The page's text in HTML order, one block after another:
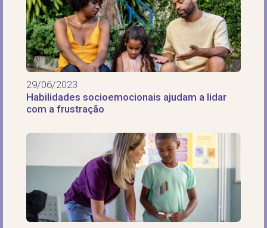
29/06/2023
Habilidades socioemocionais ajudam a lidar
com a frustração